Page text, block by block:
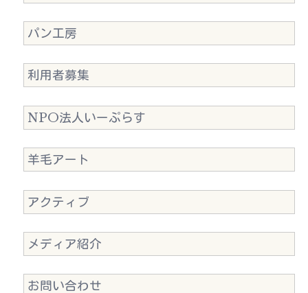
パン工房
利用者募集
NPO法人いーぷらす
羊毛アート
アクティブ
メディア紹介
お問い合わせ